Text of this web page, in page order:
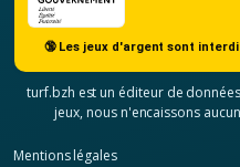
🔞 Les jeux d'argent sont
turf.bzh est un éditeur de
jeux, nous n'encaissons
Mentions légales